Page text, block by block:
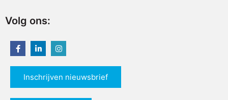
Volg ons:
Inschrijven nieuwsbrief